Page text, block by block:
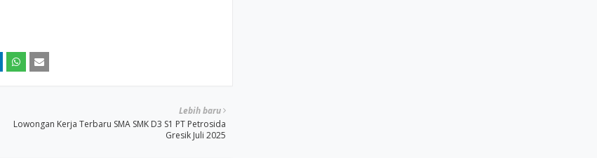
Lebih baru
Lowongan Kerja Terbaru SMA SMK D3 S1 PT Petrosida
Gresik Juli 2025